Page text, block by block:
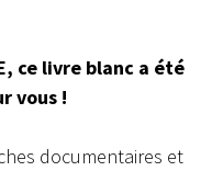
ce livre blanc a été
vous !
documentaires et